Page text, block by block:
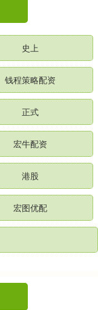
史上
钱程策略配资
正式
宏牛配资
港股
宏图优配